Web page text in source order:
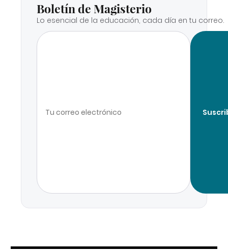
Boletín de Magisterio
Lo esencial de la educación, cada día en tu correo.